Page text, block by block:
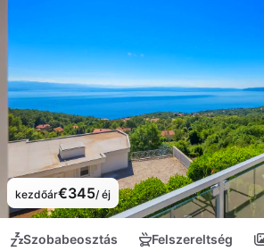
kezdőár€345/ éj
Szobabeosztás Felszereltség